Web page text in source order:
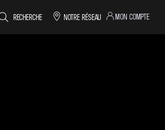
RECHERCHE NOTRE RÉSEAU MON COMPTE